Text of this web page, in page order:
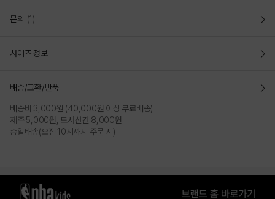
문의 (1)
사이즈 정보
배송/교환/반품
배송비 3,000원 (40,000원 이상 무료배송)
제주 5,000원, 도서산간 8,000원
총알배송(오전 10시까지 주문 시)